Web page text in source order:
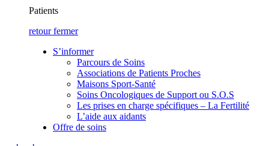
Patients
retour fermer
S’informer
Parcours de Soins
Associations de Patients Proches
Maisons Sport-Santé
Soins Oncologiques de Support ou S.O.S
Les prises en charge spécifiques – La Fertilité
L’aide aux aidants
Offre de soins